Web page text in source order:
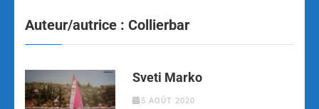
Auteur/autrice : Collierbar
Sveti Marko
5 AOÛT 2020